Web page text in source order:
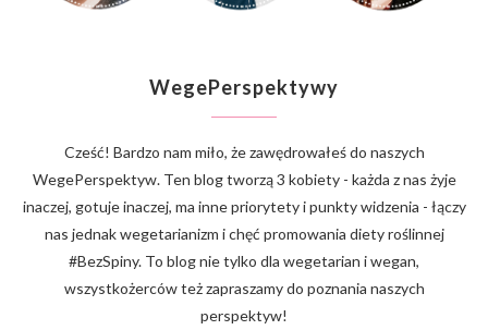
WegePerspektywy
Cześć! Bardzo nam miło, że zawędrowałeś do naszych
WegePerspektyw. Ten blog tworzą 3 kobiety - każda z nas żyje
inaczej, gotuje inaczej, ma inne priorytety i punkty widzenia - łączy
nas jednak wegetarianizm i chęć promowania diety roślinnej
#BezSpiny. To blog nie tylko dla wegetarian i wegan,
wszystkożerców też zapraszamy do poznania naszych
perspektyw!